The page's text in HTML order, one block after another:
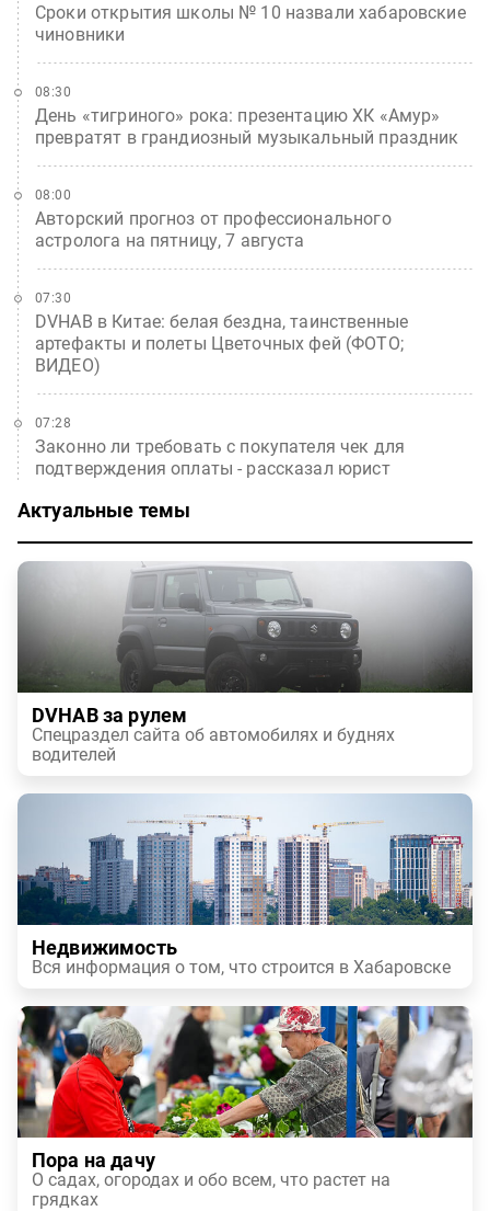
Сроки открытия школы № 10 назвали хабаровские
чиновники
День «тигриного» рока: презентацию ХК «Амур»
превратят в грандиозный музыкальный праздник
08:30
Авторский прогноз от профессионального
астролога на пятницу, 7 августа
08:00
DVHAB в Китае: белая бездна, таинственные
артефакты и полеты Цветочных фей (ФОТО;
ВИДЕО)
07:30
Законно ли требовать с покупателя чек для
подтверждения оплаты - рассказал юрист
07:28
Актуальные темы
DVHAB за рулем
Спецраздел сайта об автомобилях и буднях
водителей
Недвижимость
Вся информация о том, что строится в Хабаровске
Пора на дачу
О садах, огородах и обо всем, что растет на
грядках